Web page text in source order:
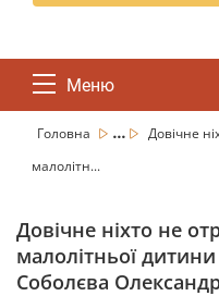
Меню
Головна ...
Довічне
малолітн...
Довічне ніхто не
малолітньої
Соболєва